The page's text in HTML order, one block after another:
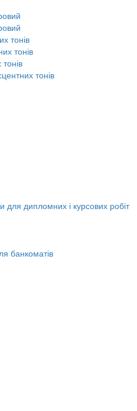
тонів
тонів
тонів
для дипломних і курсових робіт
банкоматів